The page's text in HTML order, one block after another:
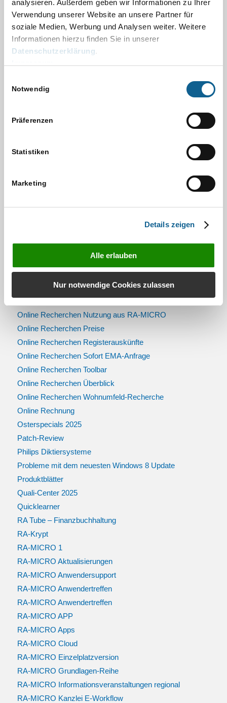
analysieren. Außerdem geben wir Informationen zu Ihrer
Verwendung unserer Website an unsere Partner für
soziale Medien, Werbung und Analysen weiter. Weitere
Informationen hierzu finden Sie in unserer
Datenschutzerklärung.
Notwendig
Präferenzen
Statistiken
Marketing
Details zeigen
Alle erlauben
Nur notwendige Cookies zulassen
Neuer RMO-Benutzer im Online-Konto
Neujahrs-Specials 2026
Newsletterarchiv
Nordrhein-Westfalen
November 2022
Nutzungsbedingungen Apps
Oktober 2023
Online Mandats-Aufnahme
Online Recherchen Berufsgruppen
Online Recherchen EMA-Anfrage über RISER
Online Recherchen Firmenauskünfte
Online Recherchen influx Nutzungsausfalltabelle
Online Recherchen Kontakt
Online Recherchen Nutzung aus RA-MICRO
Online Recherchen Preise
Online Recherchen Registerauskünfte
Online Recherchen Sofort EMA-Anfrage
Online Recherchen Toolbar
Online Recherchen Überblick
Online Recherchen Wohnumfeld-Recherche
Online Rechnung
Osterspecials 2025
Patch-Review
Philips Diktiersysteme
Probleme mit dem neuesten Windows 8 Update
Produktblätter
Quali-Center 2025
Quicklearner
RA Tube – Finanzbuchhaltung
RA-Krypt
RA-MICRO 1
RA-MICRO Aktualisierungen
RA-MICRO Anwendersupport
RA-MICRO Anwendertreffen
RA-MICRO Anwendertreffen
RA-MICRO APP
RA-MICRO Apps
RA-MICRO Cloud
RA-MICRO Einzelplatzversion
RA-MICRO Grundlagen-Reihe
RA-MICRO Informationsveranstaltungen regional
RA-MICRO Kanzlei E-Workflow